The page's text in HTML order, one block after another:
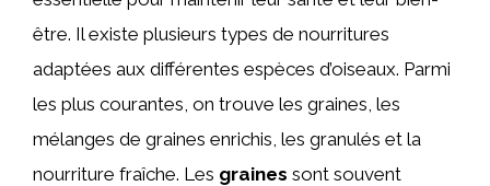
être. Il existe plusieurs types de nourritures
adaptées aux différentes espèces d’oiseaux. Parmi
les plus courantes, on trouve les graines, les
mélanges de graines enrichis, les granulés et la
nourriture fraîche. Les graines sont souvent